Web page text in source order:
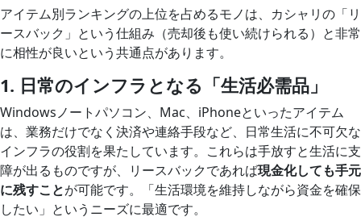
アイテム別ランキングの上位を占めるモノは、カシャリの「リ
ースバック」という仕組み（売却後も使い続けられる）と非常
に相性が良いという共通点があります。
1. 日常のインフラとなる「生活必需品」
Windowsノートパソコン、Mac、iPhoneといったアイテム
は、業務だけでなく決済や連絡手段など、日常生活に不可欠な
インフラの役割を果たしています。これらは手放すと生活に支
障が出るものですが、リースバックであれば現金化しても手元
に残すことが可能です。「生活環境を維持しながら資金を確保
したい」というニーズに最適です。